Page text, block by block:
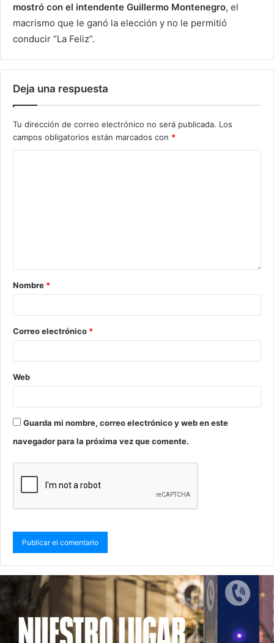
mostró con el intendente Guillermo Montenegro, el
macrismo que le ganó la elección y no le permitió
conducir “La Feliz”.
Deja una respuesta
Tu dirección de correo electrónico no será publicada. Los
campos obligatorios están marcados con *
Nombre *
Correo electrónico *
Web
Guarda mi nombre, correo electrónico y web en este
navegador para la próxima vez que comente.